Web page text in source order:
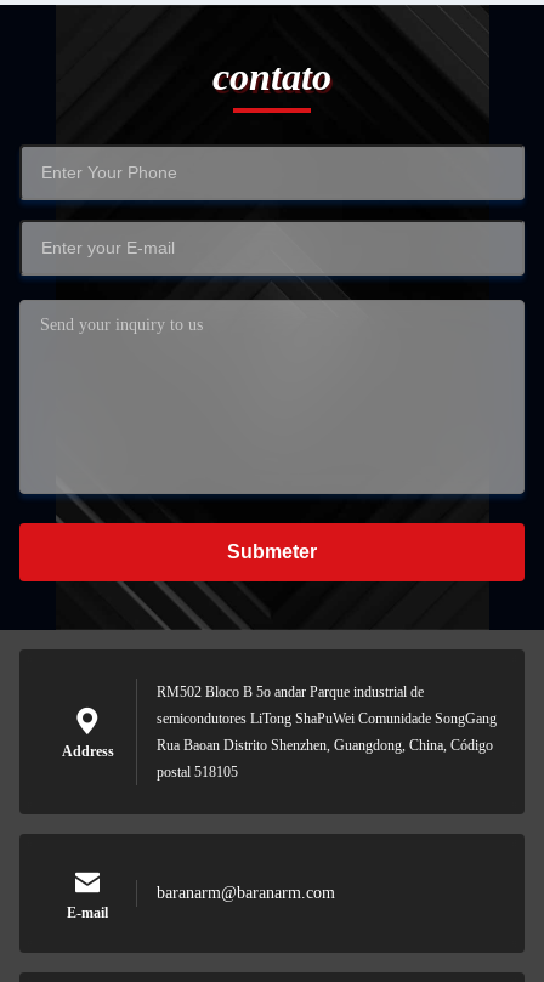
contato
Submeter
Address
RM502 Bloco B 5o andar Parque industrial de
semicondutores LiTong ShaPuWei Comunidade SongGang
Rua Baoan Distrito Shenzhen, Guangdong, China, Código
postal 518105
E-mail
baranarm@baranarm.com